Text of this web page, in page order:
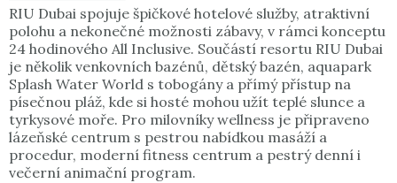
RIU Dubai spojuje špičkové hotelové služby, atraktivní
polohu a nekonečné možnosti zábavy, v rámci konceptu
24 hodinového All Inclusive. Součástí resortu RIU Dubai
je několik venkovních bazénů, dětský bazén, aquapark
Splash Water World s tobogány a přímý přístup na
písečnou pláž, kde si hosté mohou užít teplé slunce a
tyrkysové moře. Pro milovníky wellness je připraveno
lázeňské centrum s pestrou nabídkou masáží a
procedur, moderní fitness centrum a pestrý denní i
večerní animační program.